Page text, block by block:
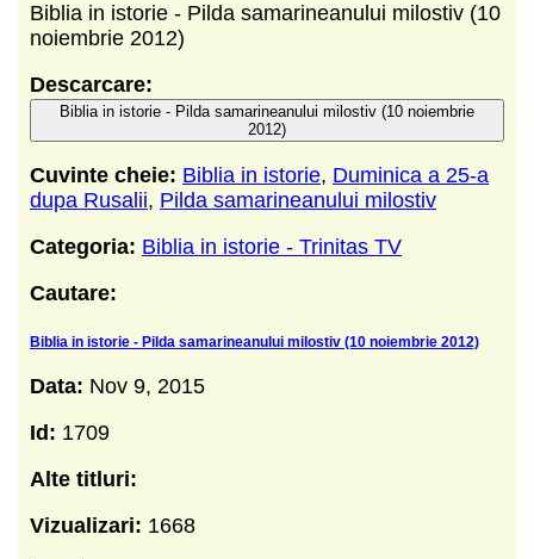
Biblia in istorie - Pilda samarineanului milostiv (10
noiembrie 2012)
Descarcare:
Biblia in istorie - Pilda samarineanului milostiv (10 noiembrie
2012)
Cuvinte cheie: Biblia in istorie, Duminica a 25-a
dupa Rusalii, Pilda samarineanului milostiv
Categoria: Biblia in istorie - Trinitas TV
Cautare:
Biblia in istorie - Pilda samarineanului milostiv (10 noiembrie 2012)
Data: Nov 9, 2015
Id: 1709
Alte titluri:
Vizualizari: 1668